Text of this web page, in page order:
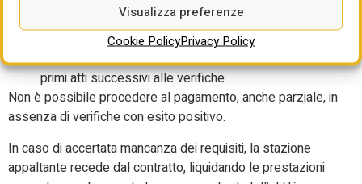
Visualizza preferenze
Cookie PolicyPrivacy Policy
l’autocertificazione è resa ai sensi del D.P.R.
445/2000. La stazione appaltante motiva
adeguatamente la sussistenza dei presupposti nei
primi atti successivi alle verifiche.
Non è possibile procedere al pagamento, anche parziale, in
assenza di verifiche con esito positivo.
In caso di accertata mancanza dei requisiti, la stazione
appaltante recede dal contratto, liquidando le prestazioni